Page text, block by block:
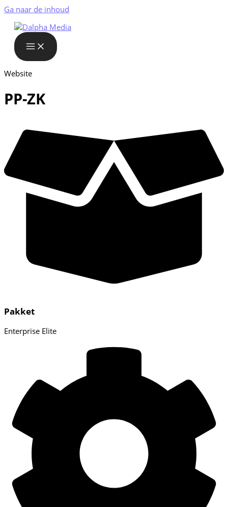
Ga naar de inhoud
Website
PP-ZK
Pakket
Enterprise Elite